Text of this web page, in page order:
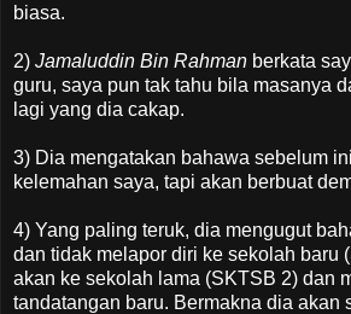
biasa.
2) Jamaluddin Bin Rahman berkata
guru, saya pun tak tahu bila masanya
lagi yang dia cakap.
3) Dia mengatakan bahawa sebelum
kelemahan saya, tapi akan berbuat
4) Yang paling teruk, dia mengugut
dan tidak melapor diri ke sekolah baru
akan ke sekolah lama (SKTSB 2) dan
tandatangan baru. Bermakna dia akan